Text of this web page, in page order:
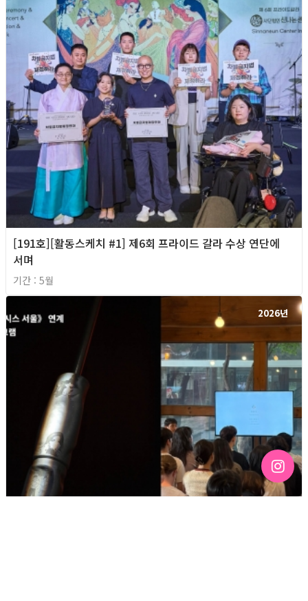
[191호][활동스케치 #1] 제6회 프라이드 갈라 수상 연단에
서며
기간 : 5월
2026년